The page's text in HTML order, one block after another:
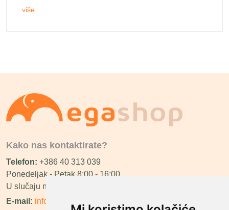
više
Kako nas kontaktirate?
Telefon: +386 40 313 039
Ponedeljak - Petak 8:00 - 16:00
U slučaju neraspoloživosti ćemo vas nazvati.
E-mail: info@megashop.hr